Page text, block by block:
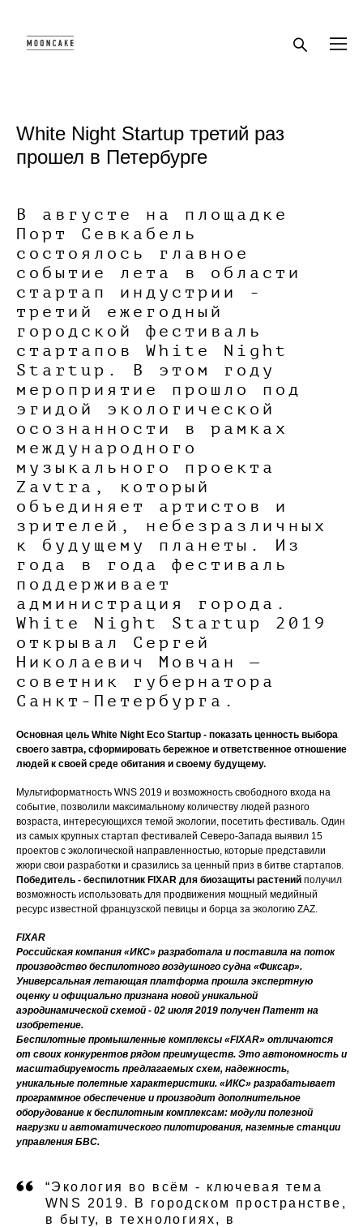
White Night Startup третий раз
прошел в Петербурге
В августе на площадке
Порт Севкабель
состоялось главное
событие лета в области
стартап индустрии -
третий ежегодный
городской фестиваль
стартапов White Night
Startup. В этом году
мероприятие прошло под
эгидой экологической
осознанности в рамках
международного
музыкального проекта
Zavtra, который
объединяет артистов и
зрителей, небезразличных
к будущему планеты. Из
года в года фестиваль
поддерживает
администрация города.
White Night Startup 2019
открывал Сергей
Николаевич Мовчан —
советник губернатора
Санкт-Петербурга.
Основная цель White Night Eco Startup - показать ценность выбора
своего завтра, сформировать бережное и ответственное отношение
людей к своей среде обитания и своему будущему.
Мультиформатность WNS 2019 и возможность свободного входа на
событие, позволили максимальному количеству людей разного
возраста, интересующихся темой экологии, посетить фестиваль. Один
из самых крупных стартап фестивалей Северо-Запада выявил 15
проектов с экологической направленностью, которые представили
жюри свои разработки и сразились за ценный приз в битве стартапов.
Победитель - беспилотник FIXAR для биозащиты растений получил
возможность использовать для продвижения мощный медийный
ресурс известной французской певицы и борца за экологию ZAZ.
FIXAR
Российская компания «ИКС» разработала и поставила на поток
производство беспилотного воздушного судна «Фиксар».
Универсальная летающая платформа прошла экспертную
оценку и официально признана новой уникальной
аэродинамической схемой - 02 июля 2019 получен Патент на
изобретение.
Беспилотные промышленные комплексы «FIXAR» отличаются
от своих конкурентов рядом преимуществ. Это автономность и
масштабируемость предлагаемых схем, надежность,
уникальные полетные характеристики. «ИКС» разрабатывает
программное обеспечение и производит дополнительное
оборудование к беспилотным комплексам: модули полезной
нагрузки и автоматического пилотирования, наземные станции
управления БВС.
“Экология во всём - ключевая тема
WNS 2019. В городском пространстве,
в быту, в технологиях, в